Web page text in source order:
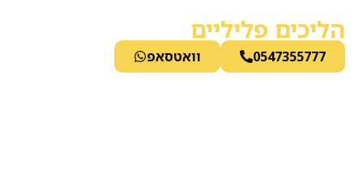
הליכים פליליים
0547355777 וואטסאפ